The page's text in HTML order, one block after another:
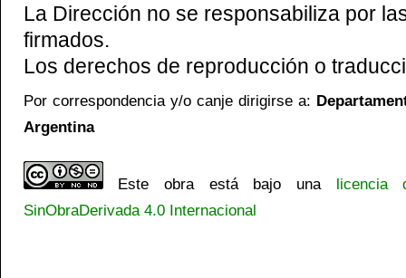
La Dirección no se responsabiliza por
firmados.
Los derechos de reproducción o
Por correspondencia y/o canje dirigirse a:
Argentina
Este obra está bajo una licencia
SinObraDerivada 4.0 Internacional